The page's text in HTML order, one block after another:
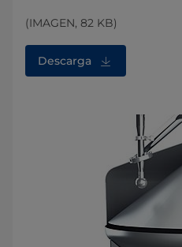
(IMAGEN, 82 KB)
Descarga